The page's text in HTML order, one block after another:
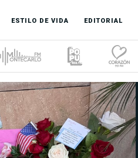
ESTILO DE VIDA EDITORIAL